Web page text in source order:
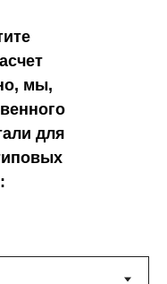
мы,
для